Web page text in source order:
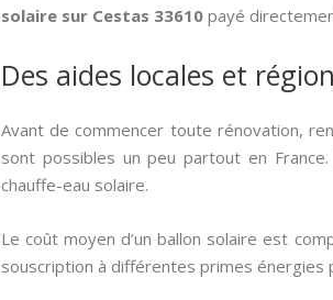
solaire sur Cestas 33610 payé
Des aides locales et
Avant de commencer toute rénovation,
sont possibles un peu partout en
chauffe-eau solaire.
Le coût moyen d’un ballon solaire est
souscription à différentes primes énergies